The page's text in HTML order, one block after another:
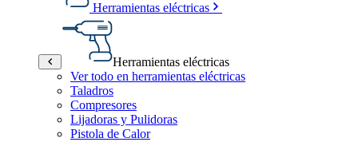
Herramientas eléctricas
Herramientas eléctricas
Ver todo en herramientas eléctricas
Taladros
Compresores
Lijadoras y Pulidoras
Pistola de Calor